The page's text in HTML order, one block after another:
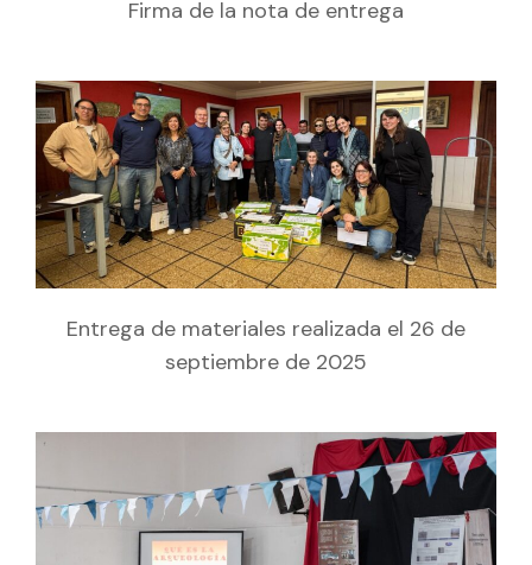
Firma de la nota de entrega
Entrega de materiales realizada el 26 de
septiembre de 2025